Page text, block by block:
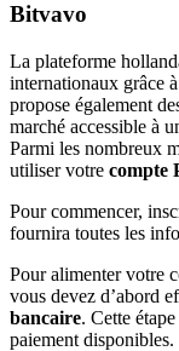
Bitvavo
La plateforme
internationaux grâce
propose également
marché accessible à
Parmi les nombreux
utiliser votre compte
Pour commencer,
fournira toutes les
Pour alimenter votre
vous devez d’abord
bancaire. Cette
paiement disponibles.